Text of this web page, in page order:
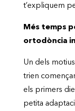
t’expliquem
Més temps
ortodòncia
Un dels
trien
els primers
petita